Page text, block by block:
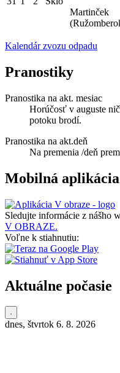
Martinček
Kalendár zvozu odpadu
Pranostiky
Pranostika na akt. mesiac
Horúčosť v auguste
potoku brodí.
Pranostika na akt.deň
Na premenia /deň
Mobilná aplikácia
Sledujte informácie z nášho
V OBRAZE.
Voľne k stiahnutiu:
Aktuálne počasie
dnes, štvrtok 6. 8. 2026